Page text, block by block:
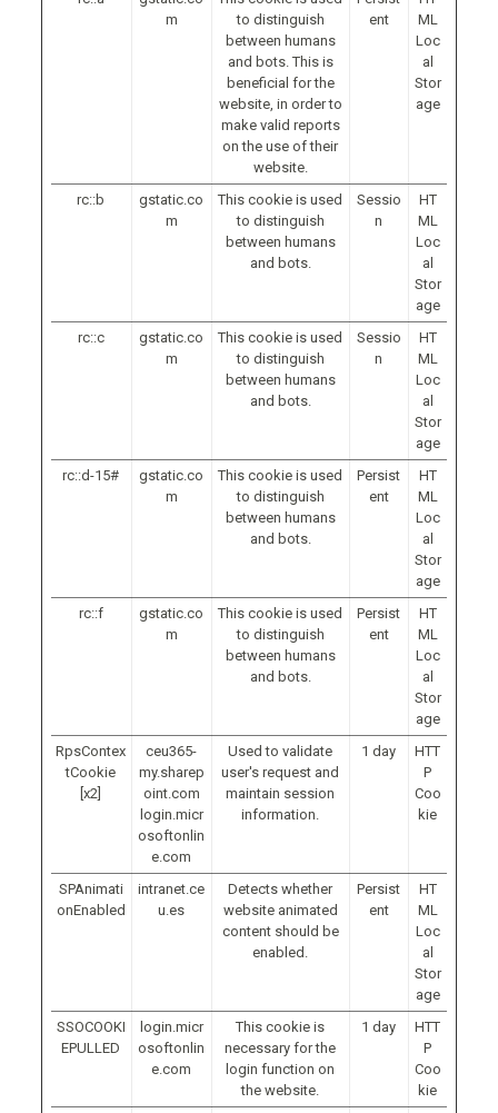
m
to distinguish
between humans
and bots. This is
beneficial for the
website, in order to
make valid reports
on the use of their
website.
ent
ML
Loc
al
Stor
age
rc::b
gstatic.co
m
This cookie is used
to distinguish
between humans
and bots.
Sessio
n
HT
ML
Loc
al
Stor
age
rc::c
gstatic.co
m
This cookie is used
to distinguish
between humans
and bots.
Sessio
n
HT
ML
Loc
al
Stor
age
rc::d-15#
gstatic.co
m
This cookie is used
to distinguish
between humans
and bots.
Persist
ent
HT
ML
Loc
al
Stor
age
rc::f
gstatic.co
m
This cookie is used
to distinguish
between humans
and bots.
Persist
ent
HT
ML
Loc
al
Stor
age
RpsContex
tCookie
[x2]
ceu365-
my.sharep
oint.com
login.micr
osoftonlin
e.com
Used to validate
user's request and
maintain session
information.
1 day
HTT
P
Coo
kie
SPAnimati
onEnabled
intranet.ce
u.es
Detects whether
website animated
content should be
enabled.
Persist
ent
HT
ML
Loc
al
Stor
age
SSOCOOKI
EPULLED
login.micr
osoftonlin
e.com
This cookie is
necessary for the
login function on
the website.
1 day
HTT
P
Coo
kie